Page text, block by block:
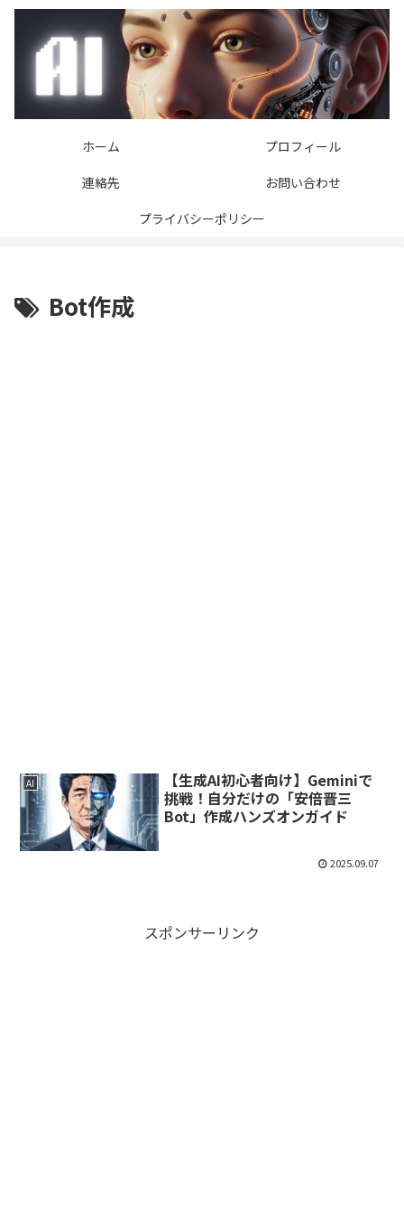
ホーム
プロフィール
連絡先
お問い合わせ
プライバシーポリシー
Bot作成
AI
【生成AI初心者向け】Geminiで
挑戦！自分だけの「安倍晋三
Bot」作成ハンズオンガイド
2025.09.07
スポンサーリンク